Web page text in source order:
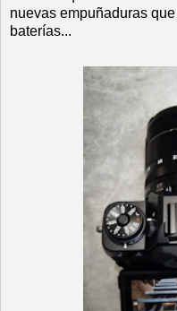
nuevas empuñaduras
baterías...